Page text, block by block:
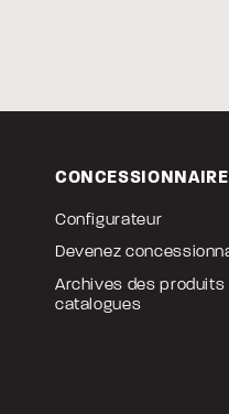
Configurateur
Devenez
Archives des produits
catalogues